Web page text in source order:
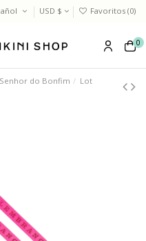
USD $ Favoritos (0)
0
do Bonfim
Lot